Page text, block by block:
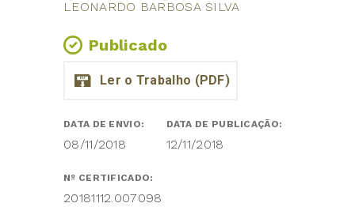
LEONARDO BARBOSA SILVA
Publicado
DATA DE ENVIO:
08/11/2018
DATA DE PUBLICAÇÃO:
12/11/2018
Nº CERTIFICADO:
20181112.007098